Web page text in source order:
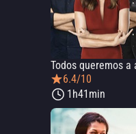
6.4/10
1h41min